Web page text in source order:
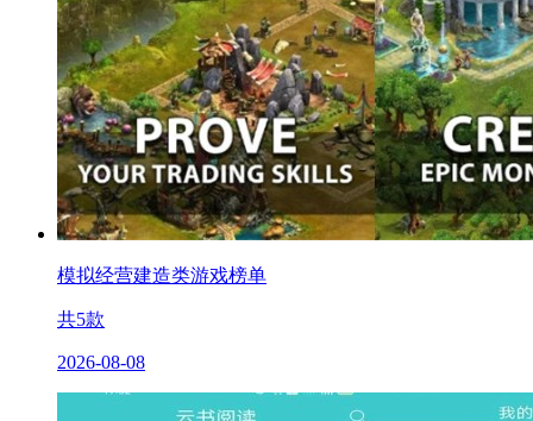
模拟经营建造类游戏榜单
共5款
2026-08-08